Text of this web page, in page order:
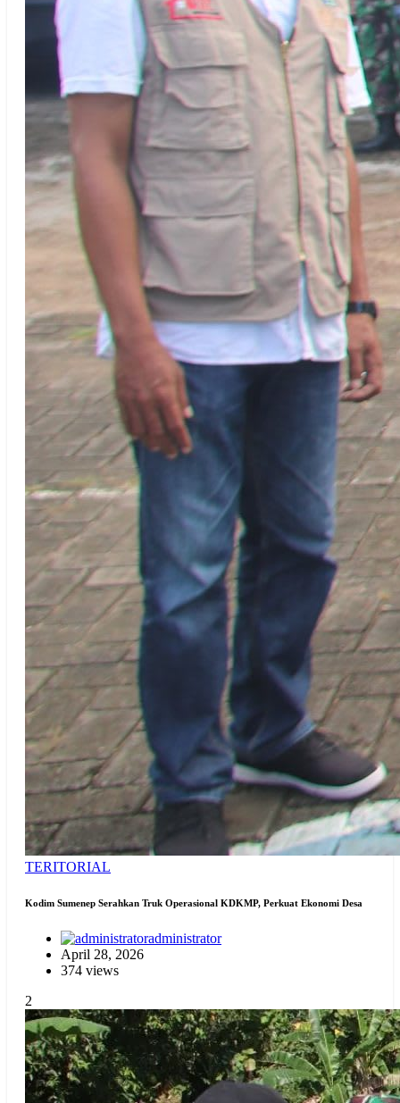
TERITORIAL
Kodim Sumenep Serahkan Truk Operasional KDKMP, Perkuat Ekonomi Desa
administrator
April 28, 2026
374 views
2